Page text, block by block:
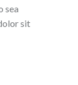
sea
sit